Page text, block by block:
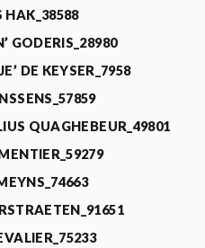
GODERIS_28980
DE KEYSER_7958
QUAGHEBEUR_49801